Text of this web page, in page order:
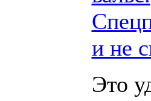
и не
Это